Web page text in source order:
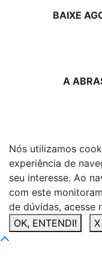
BAIXE
A
Nós utilizamos
experiência de
seu interesse. Ao
com este
de dúvidas, acesse
OK, ENTENDI!
X